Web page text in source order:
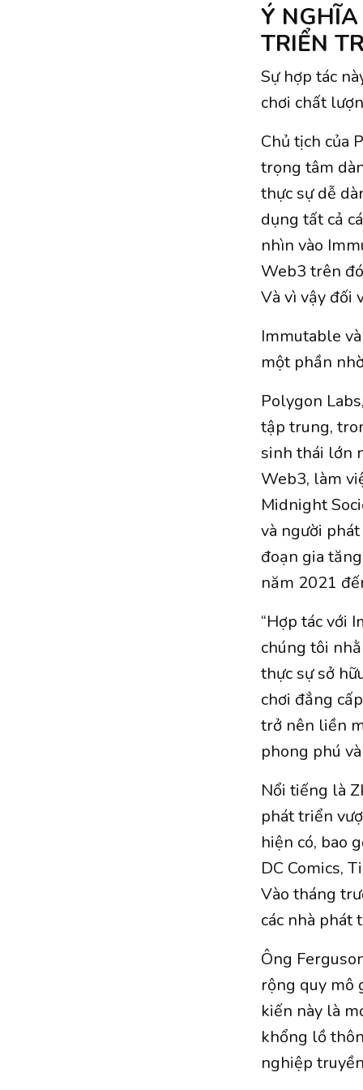
Ý
TRIỂN
Sự hợp tác
chơi chất
Chủ tịch của
trọng tâm
thực sự dễ
dụng tất cả
nhìn vào
Web3 trên
Và vì vậy đối
Immutable
một phần
Polygon
tập trung,
sinh thái lớn
Web3, làm
Midnight
và người
đoạn gia
năm 2021
“Hợp tác với
chúng tôi
thực sự sở
chơi đẳng
trở nên liền
phong phú
Nổi tiếng là
phát triển
hiện có, bao
DC Comics,
Vào tháng
các nhà phát
Ông
rộng quy mô
kiến ​​​​này là
khổng lồ
nghiệp